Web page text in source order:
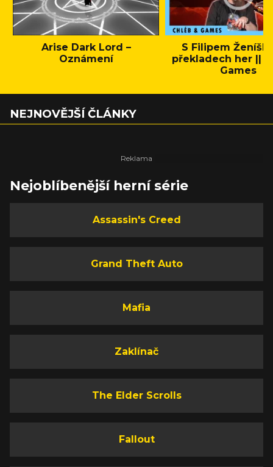
Arise Dark Lord –
Oznámení
S Filipem
překladech her ||
Games
NEJNOVĚJŠÍ ČLÁNKY
Nejoblíbenější herní série
Assassin's Creed
Grand Theft Auto
Mafia
Zaklínač
The Elder Scrolls
Fallout